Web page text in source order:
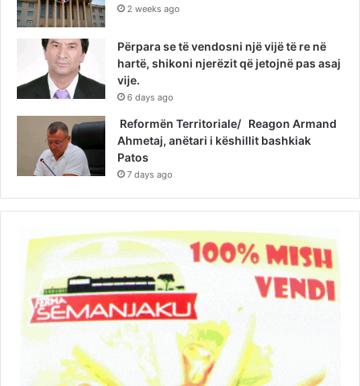
2 weeks ago
Përpara se të vendosni një vijë të re në
hartë, shikoni njerëzit që jetojnë pas asaj
vije.
6 days ago
Reformën Territoriale/ Reagon Armand
Ahmetaj, anëtari i këshillit bashkiak
Patos
7 days ago